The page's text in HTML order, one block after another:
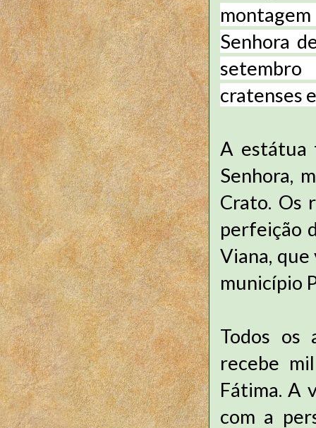
Senhora
cratenses
A estátua
Senhora,
Crato. Os
perfeição
Viana,
município
Todos os
recebe
Fátima. A
com a